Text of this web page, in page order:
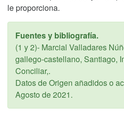
le proporciona.
Fuentes y bibliografía.
(1 y 2)- Marcial Valladares
gallego-castellano, Santiago,
Conciliar,.
Datos de Origen añadidos o
Agosto de 2021.